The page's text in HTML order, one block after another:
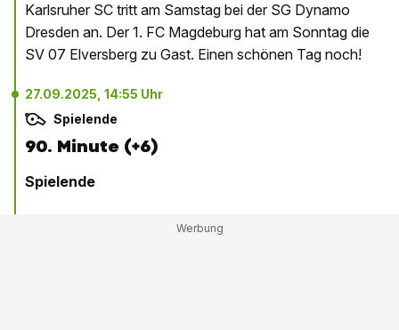
Karlsruher SC tritt am Samstag bei der SG Dynamo
Dresden an. Der 1. FC Magdeburg hat am Sonntag die
SV 07 Elversberg zu Gast. Einen schönen Tag noch!
27.09.2025, 14:55 Uhr
Spielende
90. Minute (+6)
Spielende